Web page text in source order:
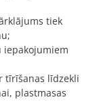
tiek
tīrīšanas līdzekli
plastmasas